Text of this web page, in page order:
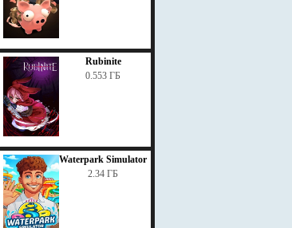
Rubinite
0.553 ГБ
Waterpark Simulator
2.34 ГБ